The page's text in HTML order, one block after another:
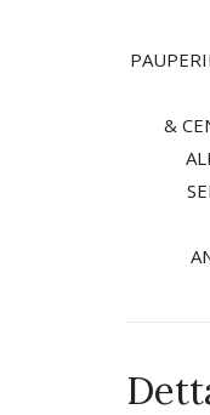
&